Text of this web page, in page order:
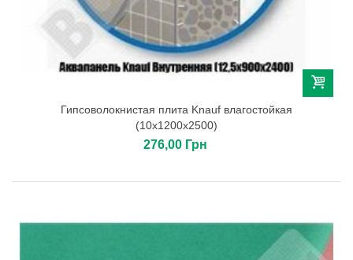
Гипсоволокнистая плита Knauf влагостойкая
(10х1200х2500)
276,00 Грн